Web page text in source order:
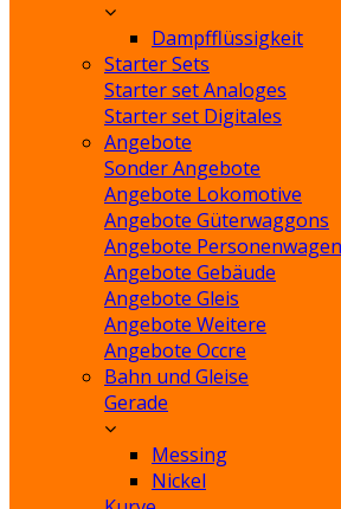
Dampfflüssigkeit
Starter Sets
Starter set Analoges
Starter set Digitales
Angebote
Sonder Angebote
Angebote Lokomotive
Angebote Güterwaggons
Angebote Personenwagen
Angebote Gebäude
Angebote Gleis
Angebote Weitere
Angebote Occre
Bahn und Gleise
Gerade
Messing
Nickel